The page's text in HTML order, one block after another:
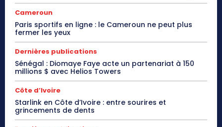
Cameroun
Paris sportifs en ligne : le Cameroun ne peut plus
fermer les yeux
Dernières publications
Sénégal : Diomaye Faye acte un partenariat à 150
millions $ avec Helios Towers
Côte d’Ivoire
Starlink en Côte d’Ivoire : entre sourires et
grincements de dents